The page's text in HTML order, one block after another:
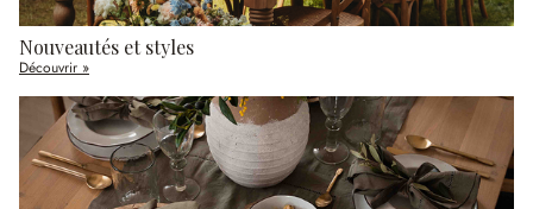
Nouveautés et styles
Découvrir »